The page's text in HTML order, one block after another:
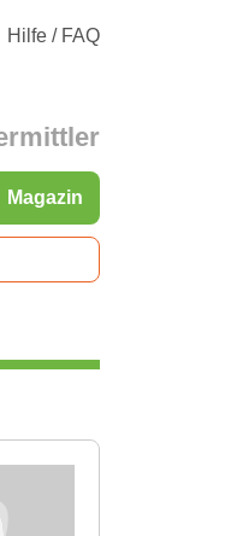
Hilfe / FAQ
Magazin